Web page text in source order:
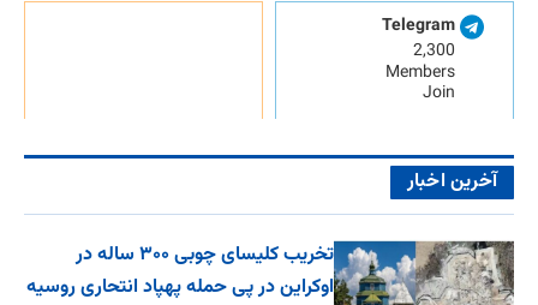
Telegram
2,300
Members
Join
آخرین اخبار
تخریب کلیسای چوبی ۳۰۰ ساله در
اوکراین در پی حمله پهپاد انتحاری روسیه